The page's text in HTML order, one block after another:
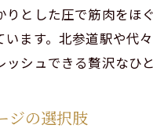
男性セ
千駄ヶ
肩こり
とした圧で筋肉を
ます。北参道駅や代
シュできる贅沢なひ
ジの選択肢